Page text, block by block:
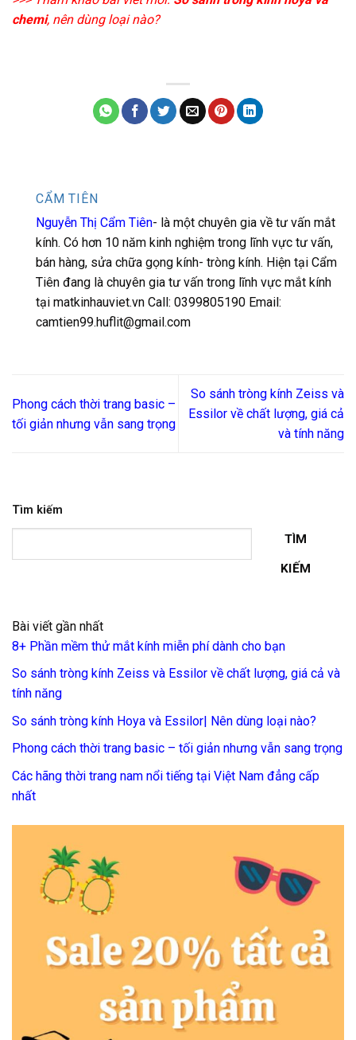
chemi, nên dùng loại nào?
CẨM TIÊN
Nguyễn Thị Cẩm Tiên- là một chuyên gia về tư vấn mắt
kính. Có hơn 10 năm kinh nghiệm trong lĩnh vực tư vấn,
bán hàng, sửa chữa gọng kính- tròng kính. Hiện tại Cẩm
Tiên đang là chuyên gia tư vấn trong lĩnh vực mắt kính
tại matkinhauviet.vn Call: 0399805190 Email:
camtien99.huflit@gmail.com
Phong cách thời trang basic –
tối giản nhưng vẫn sang trọng
So sánh tròng kính Zeiss và
Essilor về chất lượng, giá cả
và tính năng
Tìm kiếm
TÌM
KIẾM
Bài viết gần nhất
8+ Phần mềm thử mắt kính miễn phí dành cho bạn
So sánh tròng kính Zeiss và Essilor về chất lượng, giá cả và
tính năng
So sánh tròng kính Hoya và Essilor| Nên dùng loại nào?
Phong cách thời trang basic – tối giản nhưng vẫn sang trọng
Các hãng thời trang nam nổi tiếng tại Việt Nam đẳng cấp
nhất